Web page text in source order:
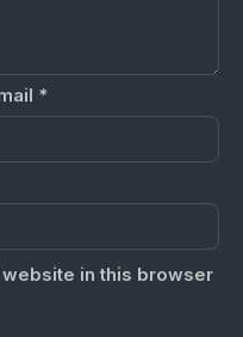
*
in this browser